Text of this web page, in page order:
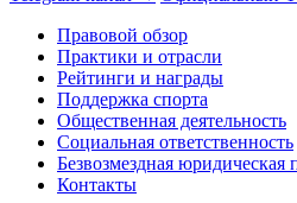
Правовой обзор
Практики и отрасли
Рейтинги и награды
Поддержка спорта
Общественная деятельность
Социальная ответственность
Безвозмездная
Контакты